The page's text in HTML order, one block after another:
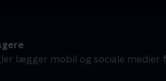
lægger mobil og sociale medier